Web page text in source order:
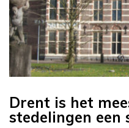
Drent is het
stedelingen een